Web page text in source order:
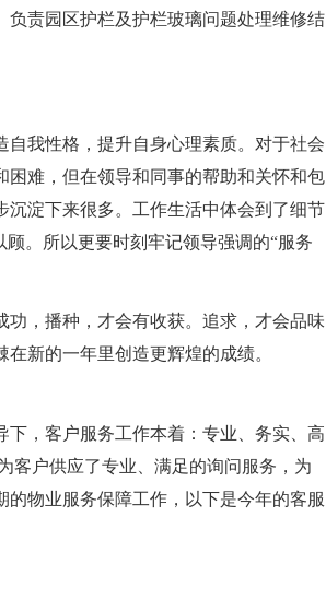
责园区护栏及护栏玻璃问题处理维修结
我性格，提升自身心理素质。对于社会
难，但在领导和同事的帮助和关怀和包
淀下来很多。工作生活中体会到了细节
。所以更要时刻牢记领导强调的“服务
，播种，才会有收获。追求，才会品味
新的一年里创造更辉煌的成绩。
，客户服务工作本着：专业、务实、高
客户供应了专业、满足的询问服务，为
物业服务保障工作，以下是今年的客服